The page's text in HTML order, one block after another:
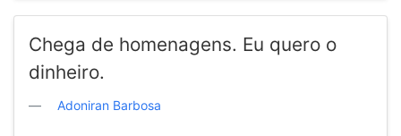
Chega de homenagens. Eu quero o
dinheiro.
Adoniran Barbosa